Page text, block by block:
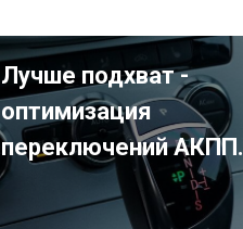
Лучше подхват -
оптимизация
переключений АКПП.